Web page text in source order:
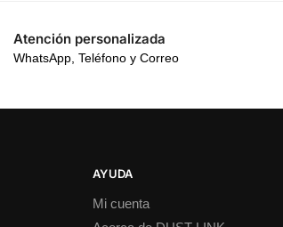
Atención personalizada
WhatsApp, Teléfono y Correo
AYUDA
Mi cuenta